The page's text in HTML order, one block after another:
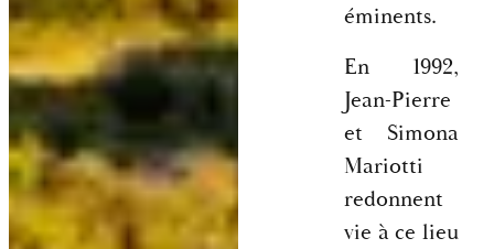
éminents.
En 1992,
Jean-Pierre
et Simona
Mariotti
redonnent
vie à ce lieu